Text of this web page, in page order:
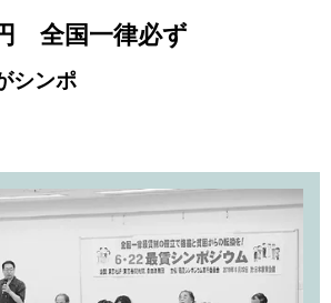
全国一律必ず
シンポ